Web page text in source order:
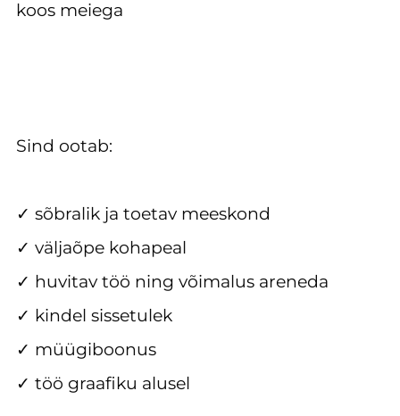
koos meiega
Sind ootab:
✓ sõbralik ja toetav meeskond
✓ väljaõpe kohapeal
✓ huvitav töö ning võimalus areneda
✓ kindel sissetulek
✓ müügiboonus
✓ töö graafiku alusel